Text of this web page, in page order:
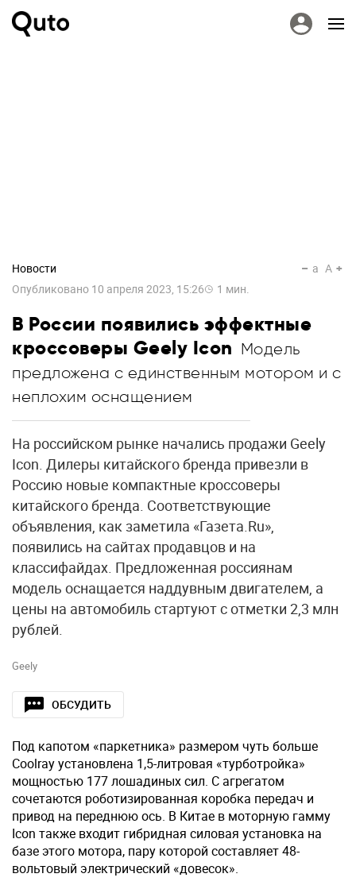
Новости
Опубликовано 10 апреля 2023, 15:26 1 мин.
a A
В России появились эффектные
кроссоверы Geely Icon Модель
предложена с единственным мотором и с
неплохим оснащением
На российском рынке начались продажи Geely
Icon. Дилеры китайского бренда привезли в
Россию новые компактные кроссоверы
китайского бренда. Соответствующие
объявления, как заметила «Газета.Ru»,
появились на сайтах продавцов и на
классифайдах. Предложенная россиянам
модель оснащается наддувным двигателем, а
цены на автомобиль стартуют с отметки 2,3 млн
рублей.
Geely
ОБСУДИТЬ
Под капотом «паркетника» размером чуть больше
Coolray установлена 1,5-литровая «турботройка»
мощностью 177 лошадиных сил. С агрегатом
сочетаются роботизированная коробка передач и
привод на переднюю ось. В Китае в моторную гамму
Icon также входит гибридная силовая установка на
базе этого мотора, пару которой составляет 48-
вольтовый электрический «довесок».